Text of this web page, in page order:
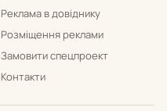
Реклама в довіднику
Розміщення реклами
Замовити спецпроект
Контакти